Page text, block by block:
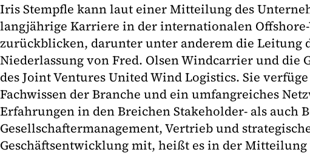
Iris Stempfle kann laut einer Mitteilung des
langjährige Karriere in der internationalen
zurückblicken, darunter unter anderem die Leitung
Niederlassung von Fred. Olsen Windcarrier und die
des Joint Ventures United Wind Logistics. Sie
Fachwissen der Branche und ein umfangreiches
Erfahrungen in den Breichen Stakeholder- als auch
Gesellschaftermanagement, Vertrieb und
Geschäftsentwicklung mit, heißt es in der Mitteilung